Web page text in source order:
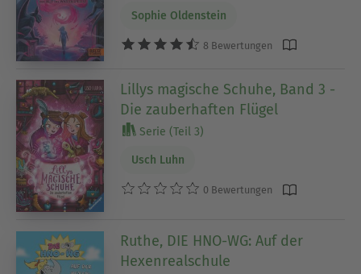
Sophie Oldenstein
8 Bewertungen
Lillys magische Schuhe, Band 3 -
Die zauberhaften Flügel
Serie (Teil 3)
Usch Luhn
0 Bewertungen
Ruthe, DIE HNO-WG: Auf der
Hexenrealschule